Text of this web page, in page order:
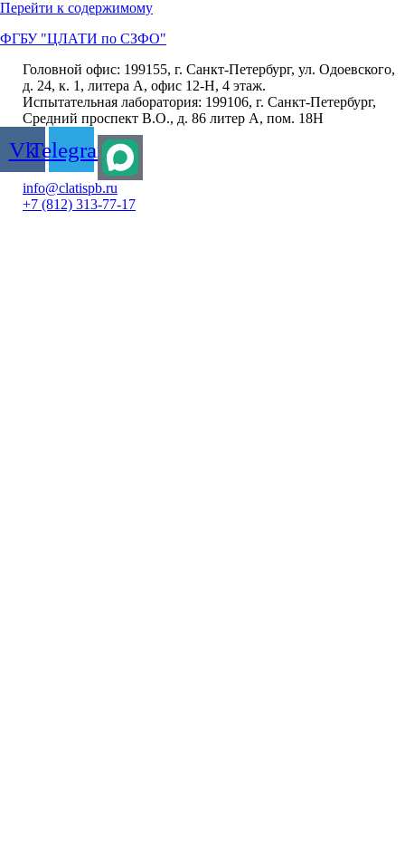
Перейти к содержимому
ФГБУ "ЦЛАТИ по СЗФО"
Головной офис: 199155, г. Санкт-Петербург, ул. Одоевского,
д. 24, к. 1, литера А, офис 12-Н, 4 этаж.
Испытательная лаборатория: 199106, г. Санкт-Петербург,
Средний проспект В.О., д. 86 литер А, пом. 18Н
VkTelegram
info@clatispb.ru
+7 (812) 313-77-17